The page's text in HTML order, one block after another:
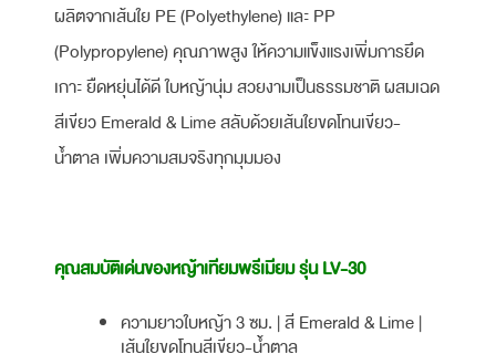
ผลิตจากเส้นใย PE (Polyethylene) และ PP
(Polypropylene) คุณภาพสูง ให้ความแข็งแรงเพิ่มการยึด
เกาะ ยืดหยุ่นได้ดี ใบหญ้านุ่ม สวยงามเป็นธรรมชาติ ผสมเฉด
สีเขียว Emerald & Lime สลับด้วยเส้นใยขดโทนเขียว-
น้ำตาล เพิ่มความสมจริงทุกมุมมอง
คุณสมบัติเด่นของหญ้าเทียมพรีเมียม รุ่น LV-30
ความยาวใบหญ้า 3 ซม. | สี Emerald & Lime |
เส้นใยขดโทนสีเขียว-น้ำตาล